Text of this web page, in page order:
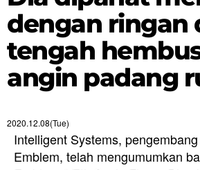
dengan ringan
tengah
angin padang
2020.12.08(Tue)
Intelligent Systems,
Emblem, telah mengumumkan